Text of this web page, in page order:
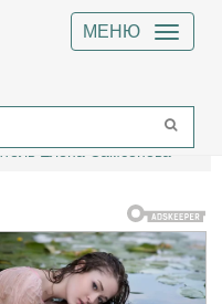
МЕНЮ
Елена Самсонова